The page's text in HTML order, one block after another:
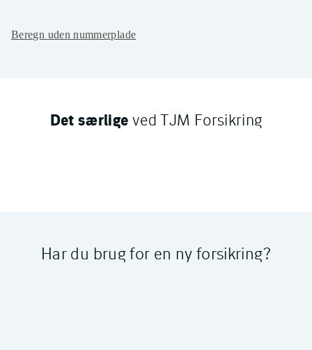
Beregn uden nummerplade
Det særlige ved TJM Forsikring
Har du brug for en ny forsikring?